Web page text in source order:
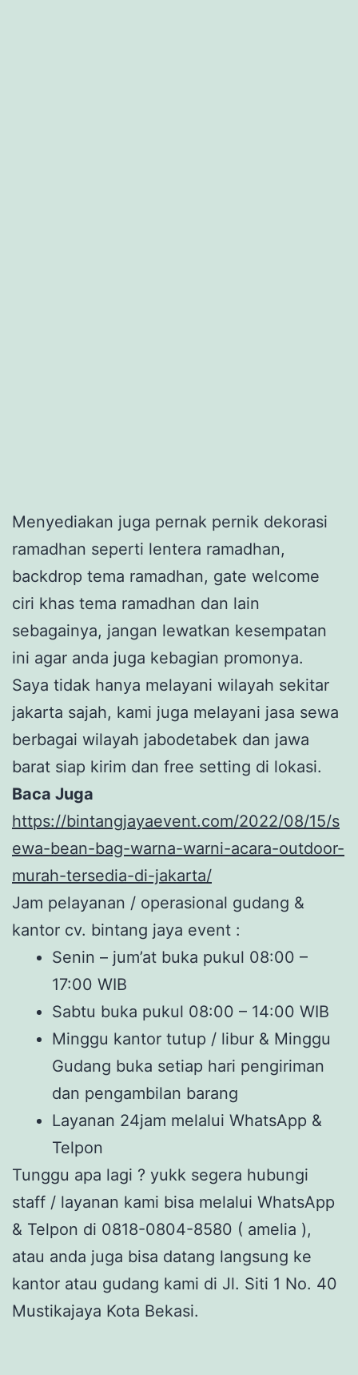
Menyediakan juga pernak pernik dekorasi
ramadhan seperti lentera ramadhan,
backdrop tema ramadhan, gate welcome
ciri khas tema ramadhan dan lain
sebagainya, jangan lewatkan kesempatan
ini agar anda juga kebagian promonya.
Saya tidak hanya melayani wilayah sekitar
jakarta sajah, kami juga melayani jasa sewa
berbagai wilayah jabodetabek dan jawa
barat siap kirim dan free setting di lokasi.
Baca Juga
https://bintangjayaevent.com/2022/08/15/s
ewa-bean-bag-warna-warni-acara-outdoor-
murah-tersedia-di-jakarta/
Jam pelayanan / operasional gudang &
kantor cv. bintang jaya event :
Senin – jum’at buka pukul 08:00 –
17:00 WIB
Sabtu buka pukul 08:00 – 14:00 WIB
Minggu kantor tutup / libur & Minggu
Gudang buka setiap hari pengiriman
dan pengambilan barang
Layanan 24jam melalui WhatsApp &
Telpon
Tunggu apa lagi ? yukk segera hubungi
staff / layanan kami bisa melalui WhatsApp
& Telpon di 0818-0804-8580 ( amelia ),
atau anda juga bisa datang langsung ke
kantor atau gudang kami di Jl. Siti 1 No. 40
Mustikajaya Kota Bekasi.